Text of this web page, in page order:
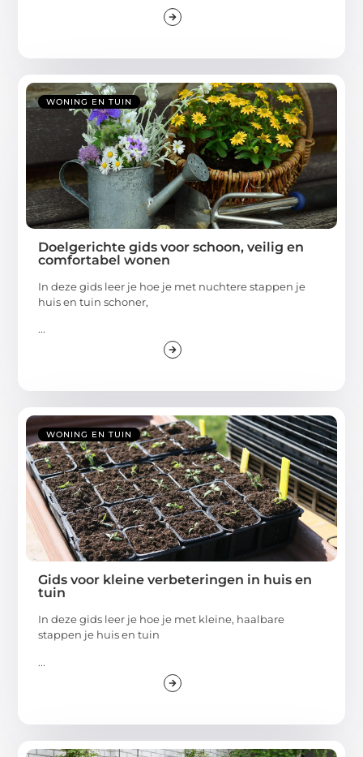
WONING EN TUIN
Doelgerichte gids voor schoon, veilig en
comfortabel wonen
In deze gids leer je hoe je met nuchtere stappen je
huis en tuin schoner,
...
WONING EN TUIN
Gids voor kleine verbeteringen in huis en
tuin
In deze gids leer je hoe je met kleine, haalbare
stappen je huis en tuin
...